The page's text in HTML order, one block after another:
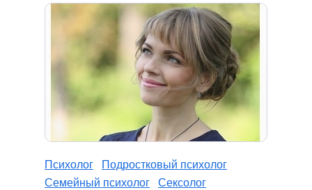
Психолог
Подростковый психолог
Семейный психолог
Сексолог